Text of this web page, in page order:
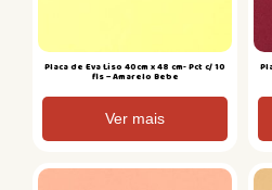
Placa de Eva Liso 40cm x 48 cm- Pct c/ 10
fls – Amarelo Bebe
Ver mais